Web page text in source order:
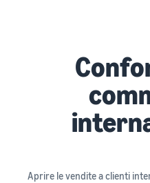
Aprire le vendite a clienti